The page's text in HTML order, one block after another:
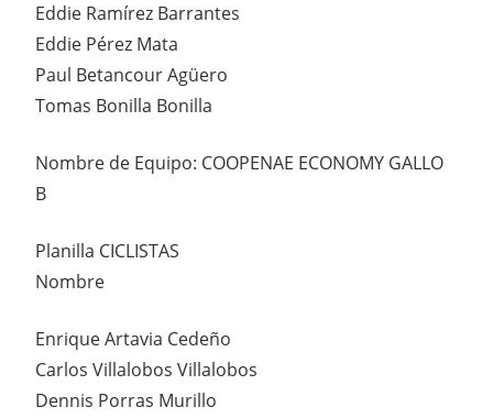
Eddie Ramírez Barrantes
Eddie Pérez Mata
Paul Betancour Agüero
Tomas Bonilla Bonilla
Nombre de Equipo: COOPENAE ECONOMY GALLO
B
Planilla CICLISTAS
Nombre
Enrique Artavia Cedeño
Carlos Villalobos Villalobos
Dennis Porras Murillo